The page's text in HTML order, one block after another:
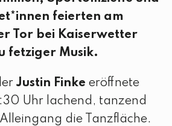
feierten am
Tor bei Kaiserwetter
fetziger Musik.
Justin Finke eröffnete
Uhr lachend, tanzend
die Tanzfläche.